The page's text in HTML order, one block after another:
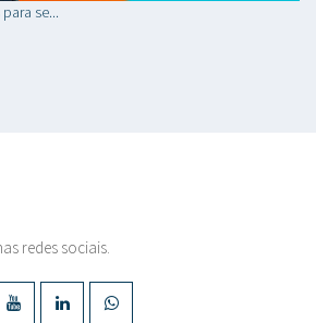
se...
redes sociais.